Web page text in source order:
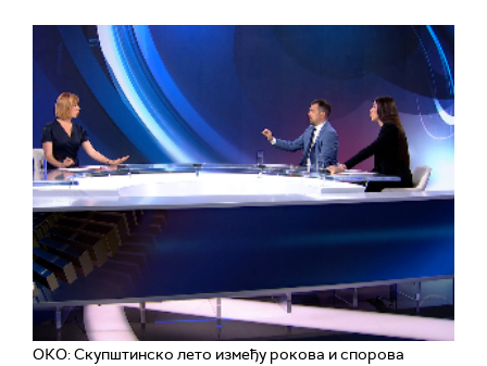
ОКО: Скупштинско лето између рокова и спорова